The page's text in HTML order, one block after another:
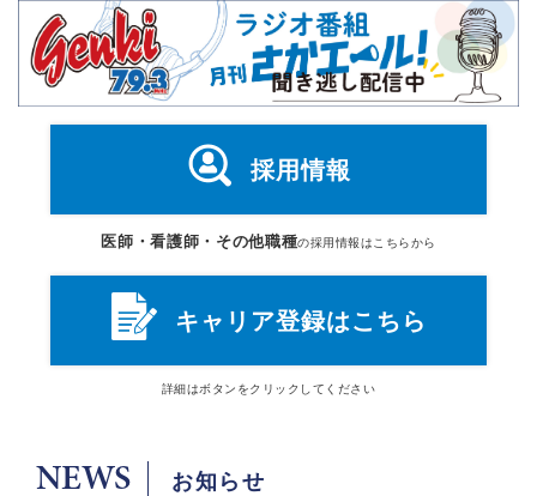
採用情報
医師・看護師・その他職種の採用情報はこちらから
キャリア登録はこちら
詳細はボタン をクリックしてください
NEWS お知らせ